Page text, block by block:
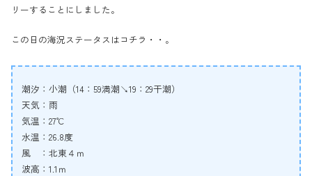
リーすることにしました。
この日の海況ステータスはコチラ・・。
潮汐：小潮（14：59満潮↘19：29干潮）
天気：雨
気温：27℃
水温：26.8度
風 ：北東４ｍ
波高：1.1ｍ